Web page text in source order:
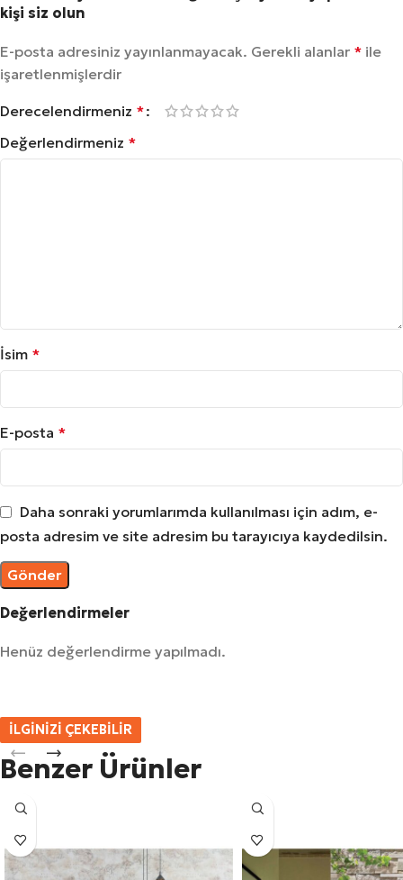
Değerlendirmeler
Henüz değerlendirme yapılmadı.
kişi siz olun
E-posta adresiniz yayınlanmayacak. Gerekli alanlar * ile
işaretlenmişlerdir
Derecelendirmeniz *
Değerlendirmeniz *
İsim *
E-posta *
Daha sonraki yorumlarımda kullanılması için adım, e-
posta adresim ve site adresim bu tarayıcıya kaydedilsin.
İLGİNİZİ ÇEKEBİLİR
Benzer Ürünler